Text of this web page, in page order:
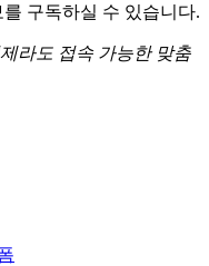
구독하실 수 있습니다.
라도 접속 가능한 맞춤